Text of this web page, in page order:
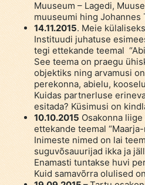
Muuseum – Lagedi,
muuseumi hing Johannes
14.11.2015. Meie
Instituudi juhatuse
tegi ettekande teemal
See teema on praegu
objektiks ning arvamusi
perekonna, abielu,
Kuidas partnerluse
esitada? Küsimusi on
10.10.2015Osakonna liige
ettekande teemal
Inimeste nimed on lai
suguvõsauurijad ikka ja
Enamasti tuntakse huvi
Kuid samavõrra olulised